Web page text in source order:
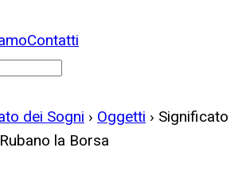
Contatti
dei Sogni › Oggetti › Significato
la Borsa